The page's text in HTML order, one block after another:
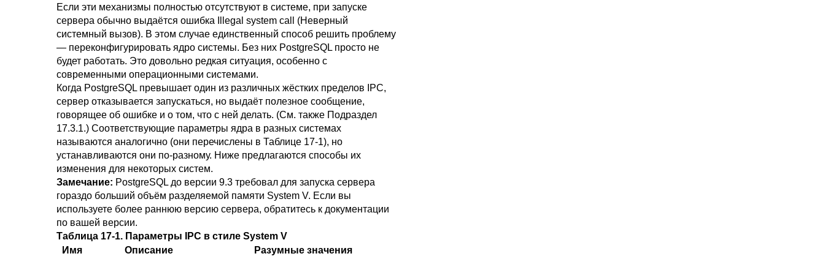
Если эти механизмы полностью отсутствуют в системе, при запуске
сервера обычно выдаётся ошибка
Illegal system call
(Неверный
системный вызов). В этом случае единственный способ решить проблему
— переконфигурировать ядро системы. Без них PostgreSQL просто не
будет работать. Это довольно редкая ситуация, особенно с
современными операционными системами.
Когда PostgreSQL превышает один из различных жёстких пределов IPC,
сервер отказывается запускаться, но выдаёт полезное сообщение,
говорящее об ошибке и о том, что с ней делать. (См. также Подраздел
17.3.1.) Соответствующие параметры ядра в разных системах
называются аналогично (они перечислены в Таблице 17-1), но
устанавливаются они по-разному. Ниже предлагаются способы их
изменения для некоторых систем.
Замечание: PostgreSQL до версии 9.3 требовал для запуска сервера
гораздо больший объём разделяемой памяти System V. Если вы
используете более раннюю версию сервера, обратитесь к документации
по вашей версии.
Таблица 17-1. Параметры
IPC в стиле System V
Имя
Описание Разумные значения